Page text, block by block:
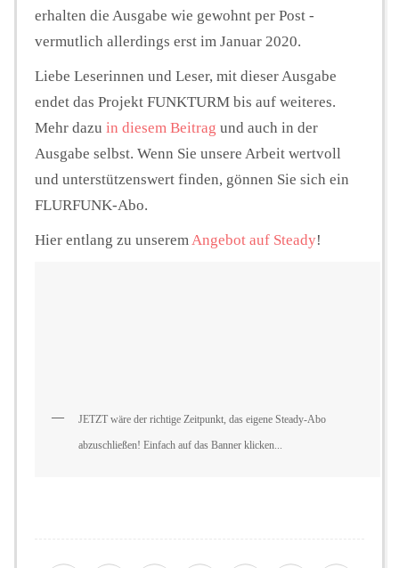
erhalten die Ausgabe wie gewohnt per Post -
vermutlich allerdings erst im Januar 2020.
Liebe Leserinnen und Leser, mit dieser Ausgabe
endet das Projekt FUNKTURM bis auf weiteres.
Mehr dazu in diesem Beitrag und auch in der
Ausgabe selbst. Wenn Sie unsere Arbeit wertvoll
und unterstützenswert finden, gönnen Sie sich ein
FLURFUNK-Abo.
Hier entlang zu unseremAngebot auf Steady!
JETZT wäre der richtige Zeitpunkt, das eigene Steady-Abo
abzuschließen! Einfach auf das Banner klicken...